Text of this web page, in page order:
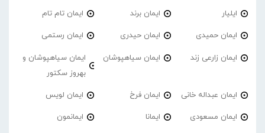
ایلیار ایمان برند ایمان تام تام
ایمان حمیدی ایمان حیدری ایمان رستمی
ایمان زارعی زند ایمان سیاهپوشان
ایمان سیاهپوشان و
بهروز سکتور
ایمان عبداله خانی ایمان فرخ ایمان لویس
ایمان مسعودی ایمانا ایمانمون